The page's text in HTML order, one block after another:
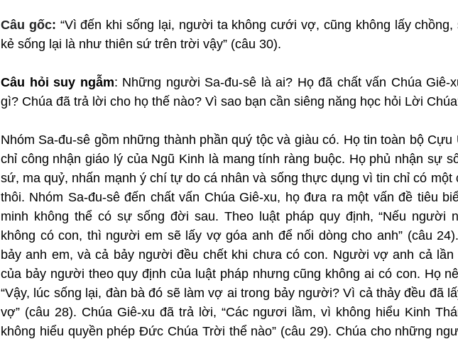
Câu gốc: “Vì đến khi sống lại, người ta không cưới vợ, cũng không lấy chồng,
kẻ sống lại là như thiên sứ trên trời vậy” (câu 30).
Câu hỏi suy ngẫm: Những người Sa-đu-sê là ai? Họ đã chất vấn Chúa Giê-
gì? Chúa đã trả lời cho họ thế nào? Vì sao bạn cần siêng năng học hỏi Lời
Nhóm Sa-đu-sê gồm những thành phần quý tộc và giàu có. Họ tin toàn bộ
chỉ công nhận giáo lý của Ngũ Kinh là mang tính ràng buộc. Họ phủ nhận sự
sứ, ma quỷ, nhấn mạnh ý chí tự do cá nhân và sống thực dụng vì tin chỉ có một
thôi. Nhóm Sa-đu-sê đến chất vấn Chúa Giê-xu, họ đưa ra một vấn đề tiêu
minh không thể có sự sống đời sau. Theo luật pháp quy định, “Nếu người
không có con, thì người em sẽ lấy vợ góa anh để nối dòng cho anh” (câu
bảy anh em, và cả bảy người đều chết khi chưa có con. Người vợ anh cả
của bảy người theo quy định của luật pháp nhưng cũng không ai có con. Họ
“Vậy, lúc sống lại, đàn bà đó sẽ làm vợ ai trong bảy người? Vì cả thảy đều đã
vợ” (câu 28). Chúa Giê-xu đã trả lời, “Các ngươi lầm, vì không hiểu Kinh
không hiểu quyền phép Đức Chúa Trời thể nào” (câu 29). Chúa cho những